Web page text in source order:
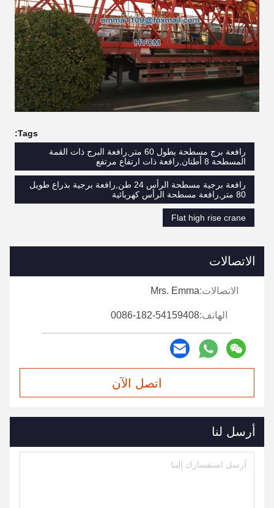
Tags:
رافعة برج مسطحة بطول 60 متر,رافعة البرج ذات القمة
المسطحة 8 أطنان,رافعة ذات ارتفاع مرتفع
رافعة برجية مسطحة الرأس 24 طن,رافعة برجية بذراع طويل
80 متر,رافعة مسطحة الرأس كهربائية
Flat high rise crane
الاتصالات
الاتصالات:Mrs. Emma
الهاتف:0086-182-54159408
اتصل الآن
أرسل لنا